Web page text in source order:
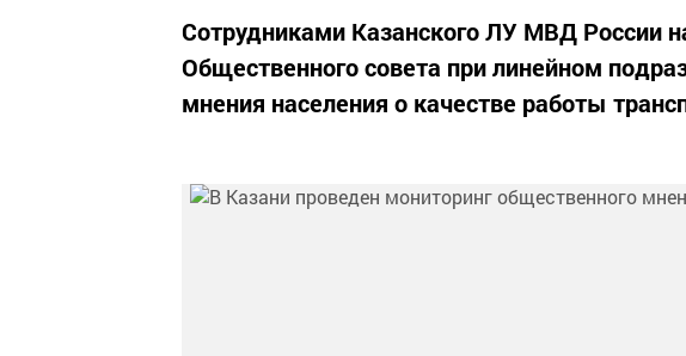
Сотрудниками Казанского ЛУ МВД России
Общественного совета при линейном
мнения населения о качестве работы